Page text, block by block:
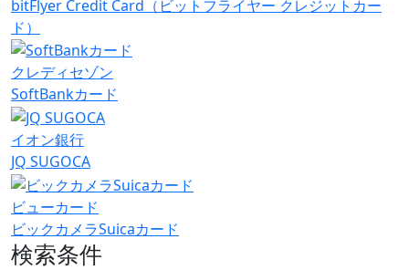
bitFlyer Credit Card（ビットフライヤー クレジットカー
ド）
クレディセゾン
SoftBankカード
イオン銀行
JQ SUGOCA
ビューカード
ビックカメラSuicaカード
検索条件